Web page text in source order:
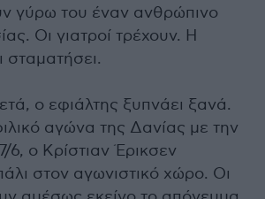
γύρω του έναν ανθρώπινο
Οι γιατροί τρέχουν. Η
σταματήσει.
ο εφιάλτης ξυπνάει ξανά.
αγώνα της Δανίας με την
6, ο Κρίστιαν Έρικσεν
στον αγωνιστικό χώρο. Οι